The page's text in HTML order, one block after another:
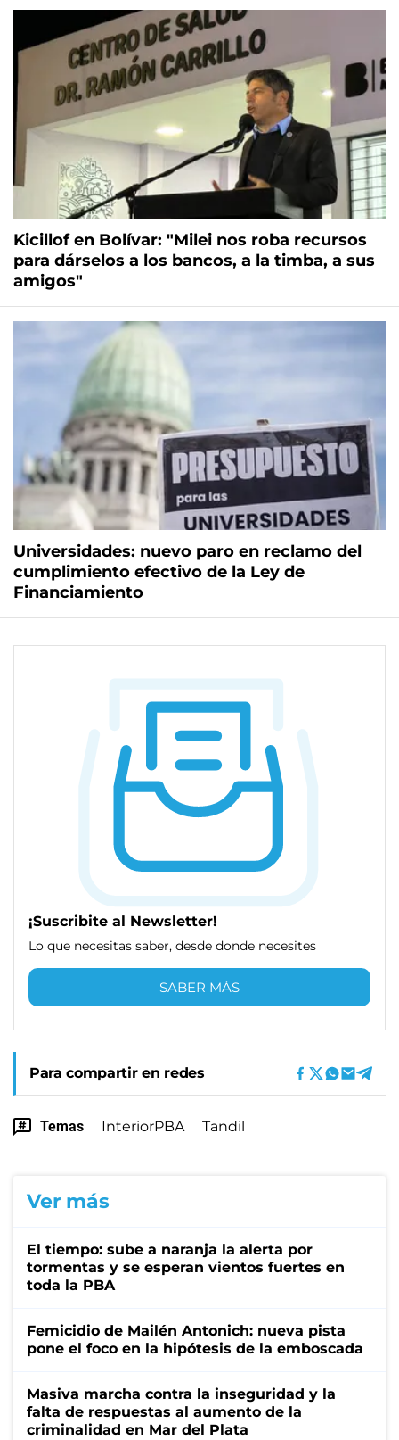
Kicillof en Bolívar: "Milei nos roba recursos
para dárselos a los bancos, a la timba, a sus
amigos"
Universidades: nuevo paro en reclamo del
cumplimiento efectivo de la Ley de
Financiamiento
¡Suscribite al Newsletter!
Lo que necesitas saber, desde donde necesites
SABER MÁS
Para compartir en redes
Temas InteriorPBA Tandil
Ver más
El tiempo: sube a naranja la alerta por
tormentas y se esperan vientos fuertes en
toda la PBA
Femicidio de Mailén Antonich: nueva pista
pone el foco en la hipótesis de la emboscada
Masiva marcha contra la inseguridad y la
falta de respuestas al aumento de la
criminalidad en Mar del Plata